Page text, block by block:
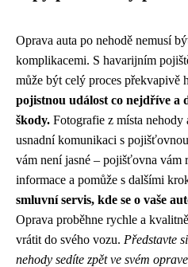
Oprava auta po nehodě nemusí
komplikacemi. S havarijním
může být celý proces překvapivě
pojistnou událost co nejdříve a
škody. Fotografie z místa
usnadní komunikaci s
vám není jasné – pojišťovna vám
informace a pomůže s dalšími
smluvní servis, kde se o vaše
Oprava proběhne rychle a
vrátit do svého vozu. Představte
nehody sedíte zpět ve svém